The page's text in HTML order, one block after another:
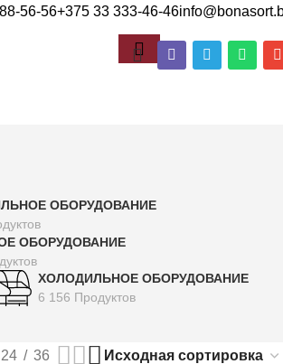
56-56+375 33 333-46-46
ОБОРУДОВАНИЕ
ОБОРУДОВАНИЕ
ХОЛОДИЛЬНОЕ ОБОРУДОВАНИЕ
6 156 Продуктов
24 36